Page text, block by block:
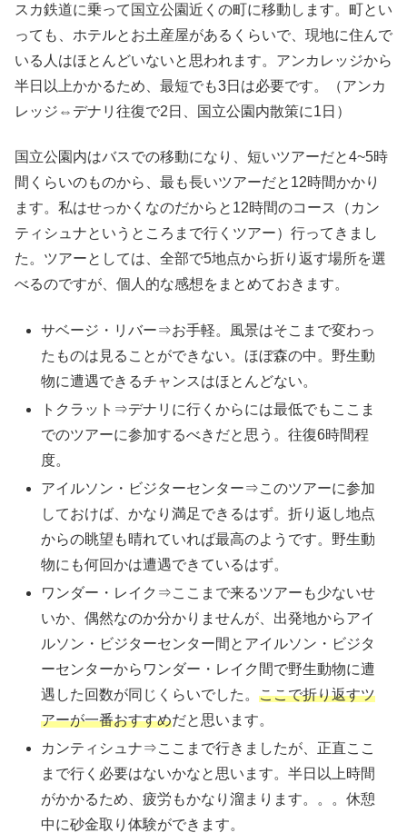
スカ鉄道に乗って国立公園近くの町に移動します。町とい
っても、ホテルとお土産屋があるくらいで、現地に住んで
いる人はほとんどいないと思われます。アンカレッジから
半日以上かかるため、最短でも3日は必要です。（アンカ
レッジ⇔デナリ往復で2日、国立公園内散策に1日）
国立公園内はバスでの移動になり、短いツアーだと4~5時
間くらいのものから、最も長いツアーだと12時間かかり
ます。私はせっかくなのだからと12時間のコース（カン
ティシュナというところまで行くツアー）行ってきまし
た。ツアーとしては、全部で5地点から折り返す場所を選
べるのですが、個人的な感想をまとめておきます。
サベージ・リバー⇒お手軽。風景はそこまで変わっ
たものは見ることができない。ほぼ森の中。野生動
物に遭遇できるチャンスはほとんどない。
トクラット⇒デナリに行くからには最低でもここま
でのツアーに参加するべきだと思う。往復6時間程
度。
アイルソン・ビジターセンター⇒このツアーに参加
しておけば、かなり満足できるはず。折り返し地点
からの眺望も晴れていれば最高のようです。野生動
物にも何回かは遭遇できているはず。
ワンダー・レイク⇒ここまで来るツアーも少ないせ
いか、偶然なのか分かりませんが、出発地からアイ
ルソン・ビジターセンター間とアイルソン・ビジタ
ーセンターからワンダー・レイク間で野生動物に遭
遇した回数が同じくらいでした。ここで折り返すツ
アーが一番おすすめだと思います。
カンティシュナ⇒ここまで行きましたが、正直ここ
まで行く必要はないかなと思います。半日以上時間
がかかるため、疲労もかなり溜まります。。。休憩
中に砂金取り体験ができます。